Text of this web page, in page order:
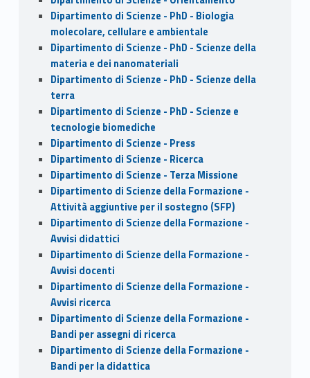
Dipartimento di Scienze - PhD - Biologia
molecolare, cellulare e ambientale
Dipartimento di Scienze - PhD - Scienze della
materia e dei nanomateriali
Dipartimento di Scienze - PhD - Scienze della
terra
Dipartimento di Scienze - PhD - Scienze e
tecnologie biomediche
Dipartimento di Scienze - Press
Dipartimento di Scienze - Ricerca
Dipartimento di Scienze - Terza Missione
Dipartimento di Scienze della Formazione -
Attività aggiuntive per il sostegno (SFP)
Dipartimento di Scienze della Formazione -
Avvisi didattici
Dipartimento di Scienze della Formazione -
Avvisi docenti
Dipartimento di Scienze della Formazione -
Avvisi ricerca
Dipartimento di Scienze della Formazione -
Bandi per assegni di ricerca
Dipartimento di Scienze della Formazione -
Bandi per la didattica